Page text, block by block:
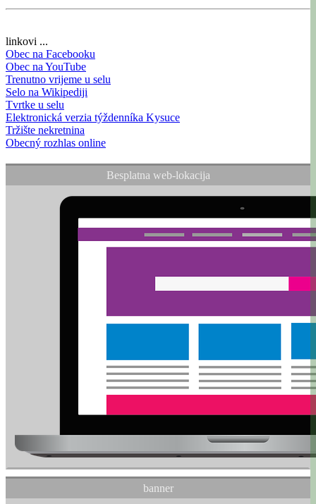
linkovi ...
Obec na Facebooku
Obec na YouTube
Trenutno vrijeme u selu
Selo na Wikipediji
Tvrtke u selu
Elektronická verzia týždenníka Kysuce
Tržište nekretnina
Obecný rozhlas online
Besplatna web-lokacija
banner